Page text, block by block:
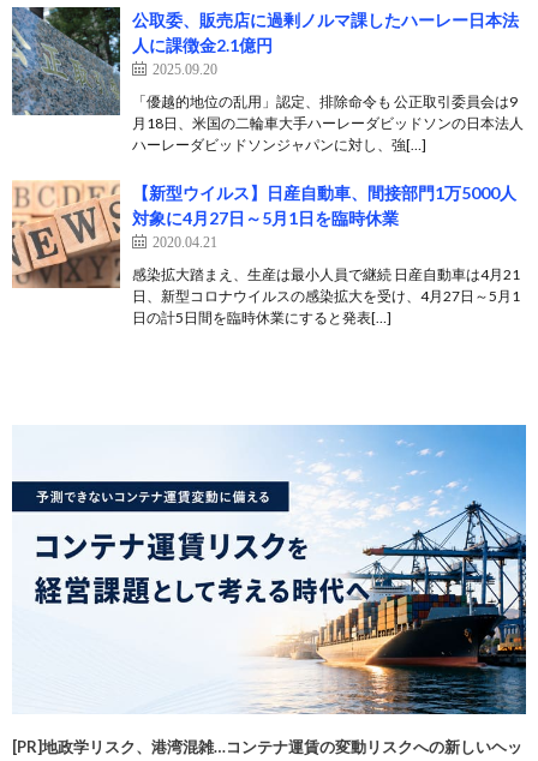
公取委、販売店に過剰ノルマ課したハーレー日本法
人に課徴金2.1億円
2025.09.20
「優越的地位の乱用」認定、排除命令も 公正取引委員会は9
月18日、米国の二輪車大手ハーレーダビッドソンの日本法人
ハーレーダビッドソンジャパンに対し、強[…]
【新型ウイルス】日産自動車、間接部門1万5000人
対象に4月27日～5月1日を臨時休業
2020.04.21
感染拡大踏まえ、生産は最小人員で継続 日産自動車は4月21
日、新型コロナウイルスの感染拡大を受け、4月27日～5月1
日の計5日間を臨時休業にすると発表[…]
[PR]地政学リスク、港湾混雑…コンテナ運賃の変動リスクへの新しいヘッ